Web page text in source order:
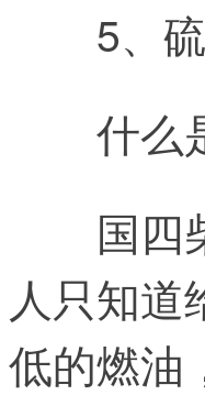
5、
什么
国四
人只知
低的燃油